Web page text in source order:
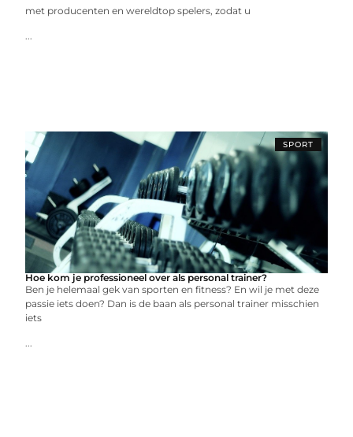
met producenten en wereldtop spelers, zodat u
...
SPORT
Hoe kom je professioneel over als personal trainer?
Ben je helemaal gek van sporten en fitness? En wil je met deze
passie iets doen? Dan is de baan als personal trainer misschien
iets
...